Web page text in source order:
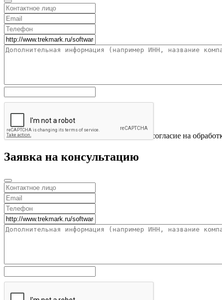
Отправить
Нажимая на кнопку «Отправить» вы даете согласие на
Заявка на консультацию